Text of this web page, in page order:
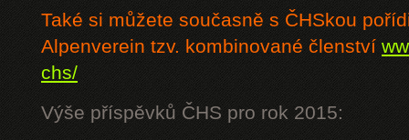
Také si můžete současně s ČHSkou
Alpenverein tzv. kombinované členství
chs/
Výše příspěvků ČHS pro rok 2015: